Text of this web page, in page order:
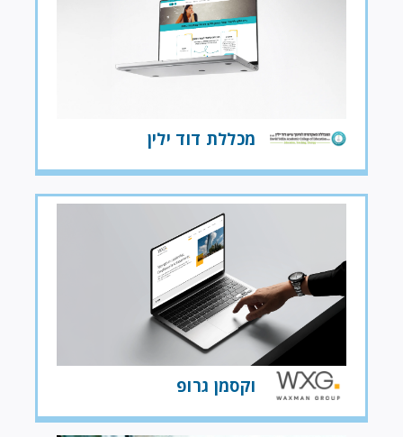
מכללת דוד ילין
וקסמן גרופ